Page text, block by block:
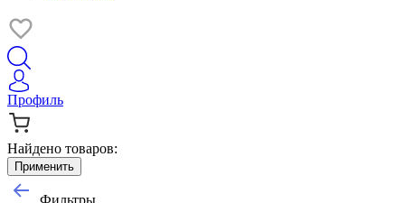
Профиль
Найдено товаров:
Применить